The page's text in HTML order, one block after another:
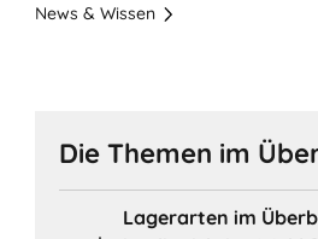
News & Wissen
Die Themen im
Lagerarten im